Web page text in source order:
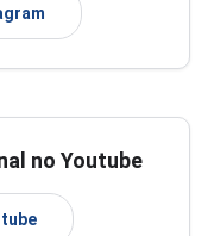
no Youtube